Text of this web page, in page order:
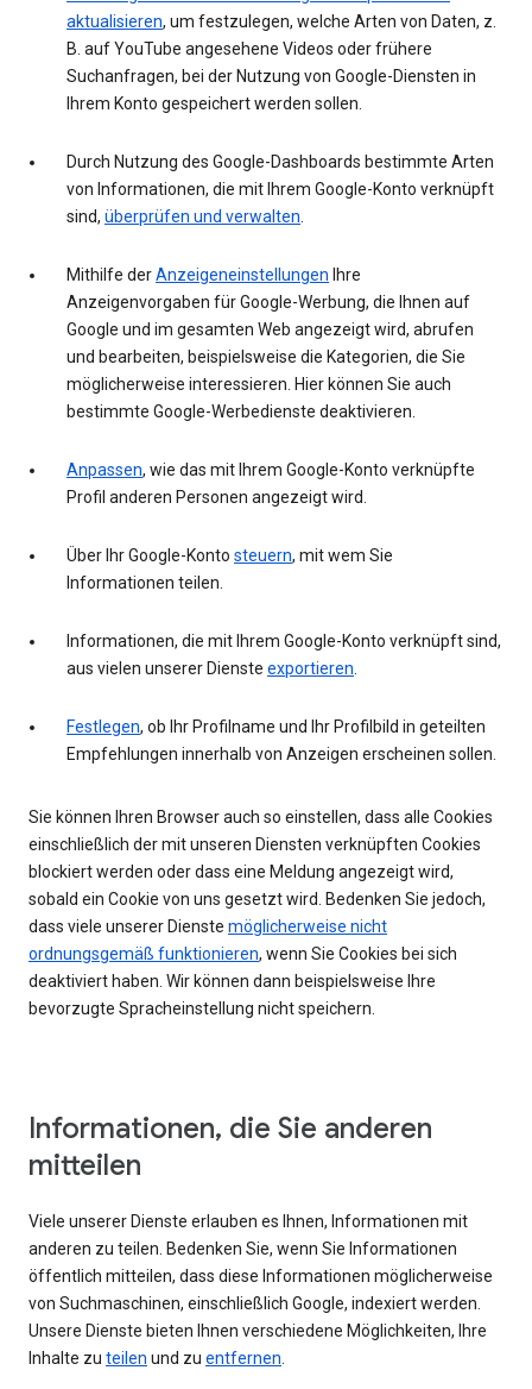
aktualisieren, um festzulegen, welche Arten von Daten, z.
B. auf YouTube angesehene Videos oder frühere
Suchanfragen, bei der Nutzung von Google-Diensten in
Ihrem Konto gespeichert werden sollen.
Durch Nutzung des Google-Dashboards bestimmte Arten
von Informationen, die mit Ihrem Google-Konto verknüpft
sind, überprüfen und verwalten.
Mithilfe derAnzeigeneinstellungen Ihre
Anzeigenvorgaben für Google-Werbung, die Ihnen auf
Google und im gesamten Web angezeigt wird, abrufen
und bearbeiten, beispielsweise die Kategorien, die Sie
möglicherweise interessieren. Hier können Sie auch
bestimmte Google-Werbedienste deaktivieren.
Anpassen, wie das mit Ihrem Google-Konto verknüpfte
Profil anderen Personen angezeigt wird.
Über Ihr Google-Konto steuern, mit wem Sie
Informationen teilen.
Informationen, die mit Ihrem Google-Konto verknüpft sind,
aus vielen unserer Dienste exportieren.
Festlegen, ob Ihr Profilname und Ihr Profilbild in geteilten
Empfehlungen innerhalb von Anzeigen erscheinen sollen.
Sie können Ihren Browser auch so einstellen, dass alle Cookies
einschließlich der mit unseren Diensten verknüpften Cookies
blockiert werden oder dass eine Meldung angezeigt wird,
sobald ein Cookie von uns gesetzt wird. Bedenken Sie jedoch,
dass viele unserer Dienste möglicherweise nicht
ordnungsgemäß funktionieren, wenn Sie Cookies bei sich
deaktiviert haben. Wir können dann beispielsweise Ihre
bevorzugte Spracheinstellung nicht speichern.
Informationen, die Sie anderen
mitteilen
Viele unserer Dienste erlauben es Ihnen, Informationen mit
anderen zu teilen. Bedenken Sie, wenn Sie Informationen
öffentlich mitteilen, dass diese Informationen möglicherweise
von Suchmaschinen, einschließlich Google, indexiert werden.
Unsere Dienste bieten Ihnen verschiedene Möglichkeiten, Ihre
Inhalte zu teilen und zu entfernen.